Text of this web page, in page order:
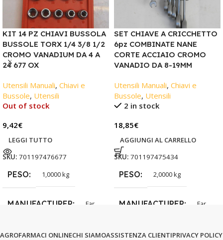
KIT 14 PZ CHIAVI BUSSOLA
BUSSOLE TORX 1/4 3/8 1/2
CROMO VANADIUM DA 4 A
24 677 OX
Utensili Manuali, Chiavi e
Bussole, Utensili
Out of stock
9,42€
LEGGI TUTTO
SKU: 701197476677
PESO 1,0000 kg
MANUFACTURER Far
SET CHIAVE A CRICCHETTO
6pz COMBINATE NANE
CORTE ACCIAIO CROMO
VANADIO DA 8-19MM
Utensili Manuali, Chiavi e
Bussole, Utensili
2 in stock
18,85€
AGGIUNGI AL CARRELLO
SKU: 701197475434
PESO 2,0000 kg
MANUFACTURER Far
AGROFARMACI ONLINECHI SIAMOASSISTENZA CLIENTIPRIVACY POLICY